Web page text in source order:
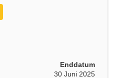
Enddatum
30 Juni 2025